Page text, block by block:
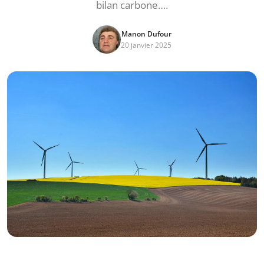
bilan carbone….
Manon Dufour
20 janvier 2025